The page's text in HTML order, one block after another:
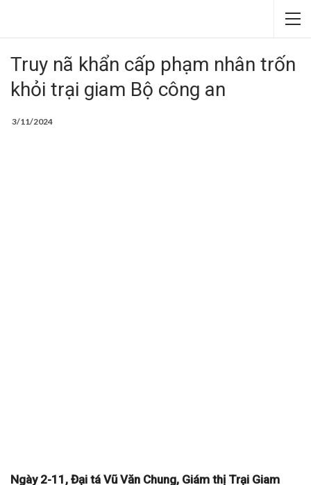
Truy nã khẩn cấp phạm nhân trốn
khỏi trại giam Bộ công an
3/11/2024
Ngày 2-11, Đại tá Vũ Văn Chung, Giám thị Trại Giam